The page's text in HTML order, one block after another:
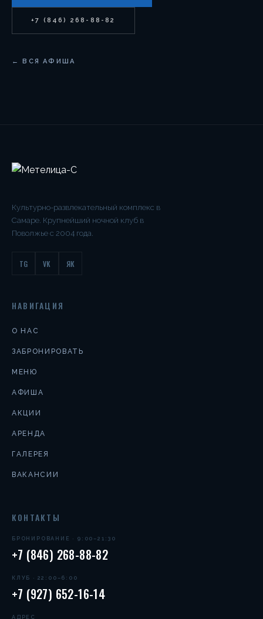
+7 (846) 268-88-82
← ВСЯ АФИША
Культурно-развлекательный комплекс в
Самаре. Крупнейший ночной клуб в
Поволжье с 2004 года.
TG VK ЯК
НАВИГАЦИЯ
О НАС
ЗАБРОНИРОВАТЬ
МЕНЮ
АФИША
АКЦИИ
АРЕНДА
ГАЛЕРЕЯ
ВАКАНСИИ
КОНТАКТЫ
БРОНИРОВАНИЕ · 9:00–21:30
+7 (846) 268-88-82
КЛУБ · 22:00–6:00
+7 (927) 652-16-14
АДРЕС